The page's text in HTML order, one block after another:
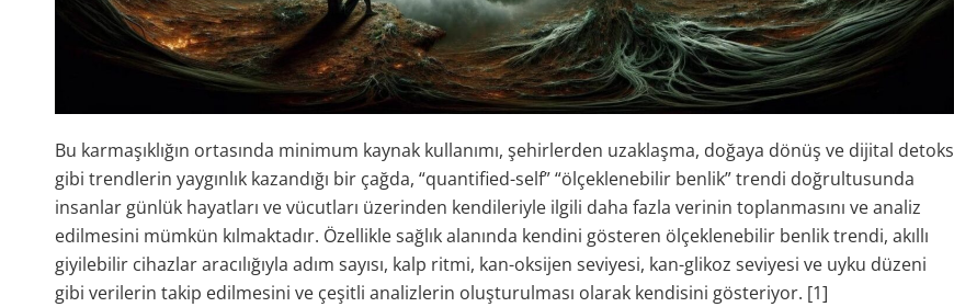
Bu karmaşıklığın ortasında minimum kaynak kullanımı, şehirlerden uzaklaşma, doğaya dönüş ve dijital detoks
gibi trendlerin yaygınlık kazandığı bir çağda, “quantified-self” “ölçeklenebilir benlik” trendi doğrultusunda
insanlar günlük hayatları ve vücutları üzerinden kendileriyle ilgili daha fazla verinin toplanmasını ve analiz
edilmesini mümkün kılmaktadır. Özellikle sağlık alanında kendini gösteren ölçeklenebilir benlik trendi, akıllı
giyilebilir cihazlar aracılığıyla adım sayısı, kalp ritmi, kan-oksijen seviyesi, kan-glikoz seviyesi ve uyku düzeni
gibi verilerin takip edilmesini ve çeşitli analizlerin oluşturulması olarak kendisini gösteriyor. [1]